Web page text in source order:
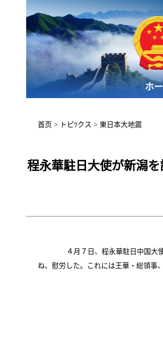
ホ
首页 > トピﾂクス > 東日本大地震
程永華駐日大使が新潟
４月７日、程永華駐日中国大
ね、慰労した。これには王華・総領事